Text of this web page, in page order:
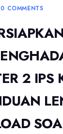
0 COMMENTS
2 IPS